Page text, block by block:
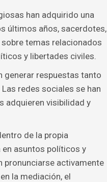
han adquirido una
últimos años, sacerdotes,
temas relacionados
y libertades civiles.
generar respuestas tanto
redes sociales se han
adquieren visibilidad y
de la propia
en asuntos políticos y
pronunciarse activamente
la mediación, el